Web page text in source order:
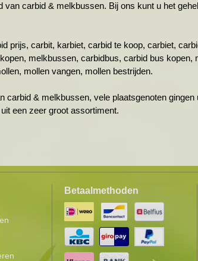
carbid & melkbussen. Bij ons kunt u het
prijs, carbit, karbiet, carbid te koop, carbiet,
melkbussen, carbidbus, carbid bus kopen,
mollen vangen, mollen bestrijden.
carbid & melkbussen, vele plaatsgenoten gingen
een zeer groot assortiment.
Betaalmethoden